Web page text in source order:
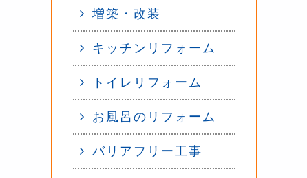
増築・改装
キッチンリフォーム
トイレリフォーム
お風呂のリフォーム
バリアフリー工事